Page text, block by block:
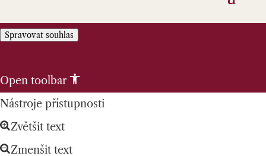
Spravovat souhlas
Open toolbar
Nástroje přístupnosti
Zvětšit text
Zmenšit text